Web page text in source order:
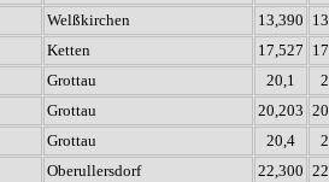
Welßkirchen 13,390
Ketten 17,527
Grottau 20,1
Grottau 20,203
Grottau 20,4
Oberullersdorf 22,300